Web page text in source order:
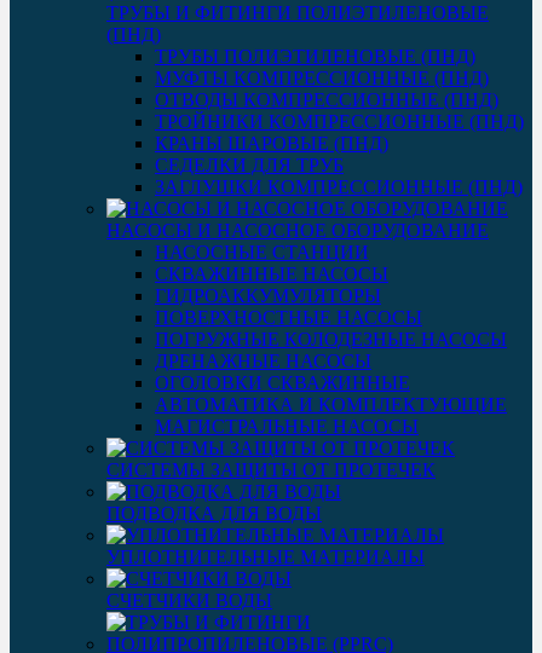
ТРУБЫ И ФИТИНГИ ПОЛИЭТИЛЕНОВЫЕ
(ПНД)
ТРУБЫ ПОЛИЭТИЛЕНОВЫЕ (ПНД)
МУФТЫ КОМПРЕССИОННЫЕ (ПНД)
ОТВОДЫ КОМПРЕССИОННЫЕ (ПНД)
ТРОЙНИКИ КОМПРЕССИОННЫЕ (ПНД)
КРАНЫ ШАРОВЫЕ (ПНД)
СЕДЕЛКИ ДЛЯ ТРУБ
ЗАГЛУШКИ КОМПРЕССИОННЫЕ (ПНД)
НАСОСЫ И НАСОСНОЕ ОБОРУДОВАНИЕ
НАСОСНЫЕ СТАНЦИИ
СКВАЖИННЫЕ НАСОСЫ
ГИДРОАККУМУЛЯТОРЫ
ПОВЕРХНОСТНЫЕ НАСОСЫ
ПОГРУЖНЫЕ КОЛОДЕЗНЫЕ НАСОСЫ
ДРЕНАЖНЫЕ НАСОСЫ
ОГОЛОВКИ СКВАЖИННЫЕ
АВТОМАТИКА И КОМПЛЕКТУЮЩИЕ
МАГИСТРАЛЬНЫЕ НАСОСЫ
СИСТЕМЫ ЗАЩИТЫ ОТ ПРОТЕЧЕК
ПОДВОДКА ДЛЯ ВОДЫ
УПЛОТНИТЕЛЬНЫЕ МАТЕРИАЛЫ
СЧЕТЧИКИ ВОДЫ